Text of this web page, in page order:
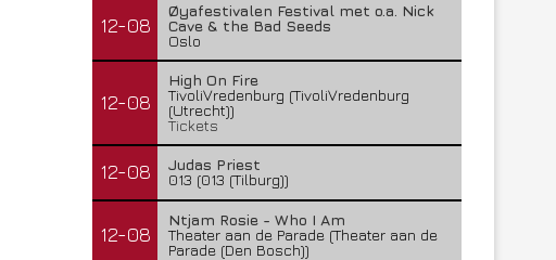
12-08
Øyafestivalen Festival met o.a. Nick
Cave & the Bad Seeds
Oslo
12-08
High On Fire
TivoliVredenburg (TivoliVredenburg
(Utrecht))
Tickets
12-08
Judas Priest
013 (013 (Tilburg))
12-08
Ntjam Rosie - Who I Am
Theater aan de Parade (Theater aan de
Parade (Den Bosch))